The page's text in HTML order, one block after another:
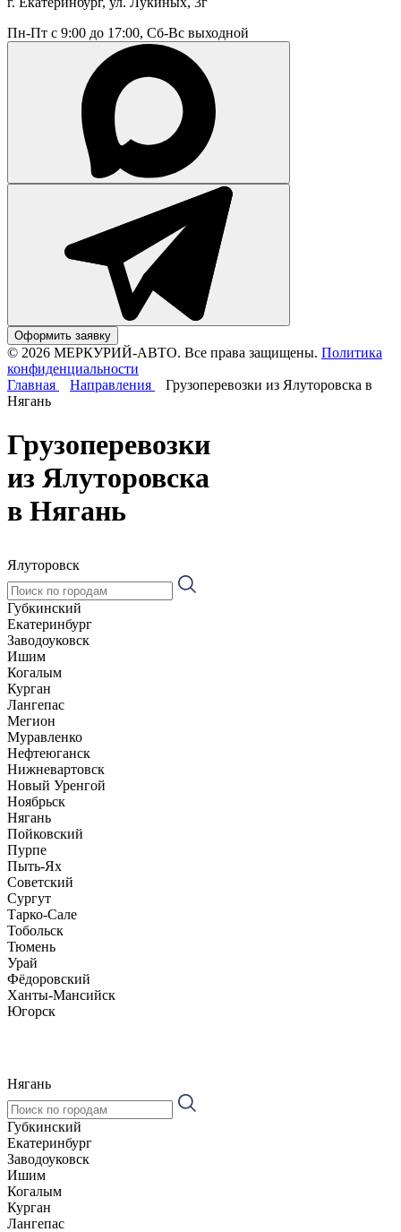
Пн-Пт с 9:00 до 17:00, Сб-Вс выходной
Оформить заявку
© 2026 МЕРКУРИЙ-АВТО. Все права защищены. Политика
конфиденциальности
Главная
Направления
Грузоперевозки из Ялуторовска в
Нягань
Грузоперевозки
из Ялуторовска
в Нягань
Ялуторовск
Губкинский
Екатеринбург
Заводоуковск
Ишим
Когалым
Курган
Лангепас
Мегион
Муравленко
Нефтеюганск
Нижневартовск
Новый Уренгой
Ноябрьск
Нягань
Пойковский
Пурпе
Пыть-Ях
Советский
Сургут
Тарко-Сале
Тобольск
Тюмень
Урай
Фёдоровский
Ханты-Мансийск
Югорск
Нягань
Губкинский
Екатеринбург
Заводоуковск
Ишим
Когалым
Курган
Лангепас